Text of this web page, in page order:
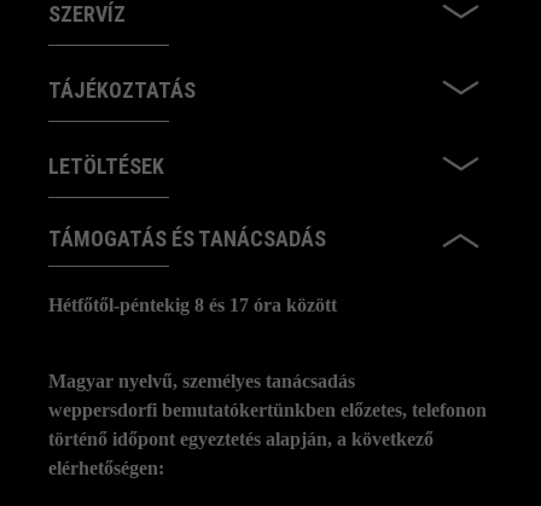
SZERVÍZ
TÁJÉKOZTATÁS
LETÖLTÉSEK
TÁMOGATÁS ÉS TANÁCSADÁS
Hétfőtől-péntekig 8 és 17 óra között
Magyar nyelvű, személyes tanácsadás
weppersdorfi bemutatókertünkben előzetes, telefonon
történő időpont egyeztetés alapján, a következő
elérhetőségen: